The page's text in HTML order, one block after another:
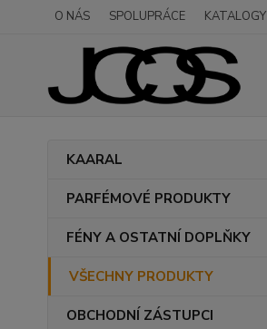
O NÁS SPOLUPRÁCE KATALOGY
KAARAL
PARFÉMOVÉ PRODUKTY
FÉNY A OSTATNÍ DOPLŇKY
VŠECHNY PRODUKTY
OBCHODNÍ ZÁSTUPCI